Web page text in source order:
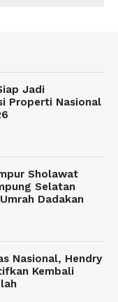
Jadi
Properti Nasional
Sholawat
Selatan
Dadakan
Nasional, Hendry
Kembali